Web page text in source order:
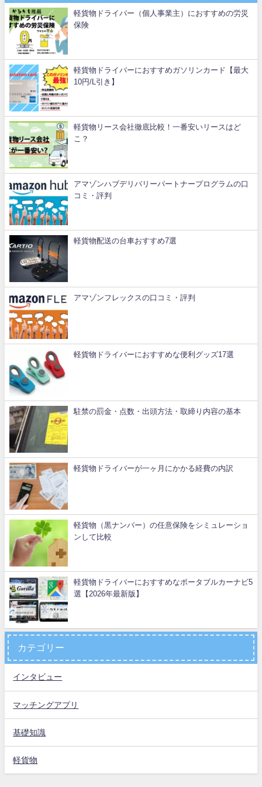
軽貨物ドライバー（個人事業主）におすすめの労災
保険
軽貨物ドライバーにおすすめガソリンカード【最大
10円/L引き】
軽貨物リース会社徹底比較！一番安いリースはど
こ？
アマゾンハブデリバリーパートナープログラムの口
コミ・評判
軽貨物配送の台車おすすめ7選
アマゾンフレックスの口コミ・評判
軽貨物ドライバーにおすすめな便利グッズ17選
駐禁の罰金・点数・出頭方法・取締り内容の基本
軽貨物ドライバーが一ヶ月にかかる経費の内訳
軽貨物（黒ナンバー）の任意保険をシミュレーショ
ンして比較
軽貨物ドライバーにおすすめなポータブルカーナビ5
選【2026年最新版】
カテゴリー
インタビュー
マッチングアプリ
基礎知識
軽貨物